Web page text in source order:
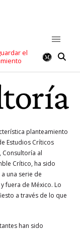
el
planteamiento
Estudios Críticos
Consultoría al
Crítico, ha sido
una serie de
fuera de México. Lo
a través de lo que
han sido